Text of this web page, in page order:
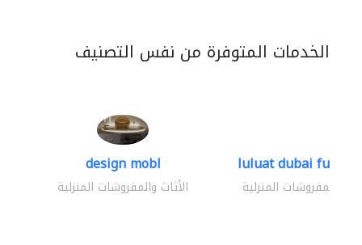
الخدمات المتوفرة من نفس التصنيف
design mobl
الأثاث والمفروشات المنزلية
luluat dubai
والمفروشات المنزلية